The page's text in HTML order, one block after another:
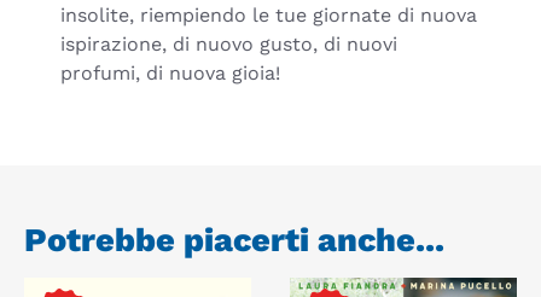
insolite, riempiendo le tue giornate di nuova
ispirazione, di nuovo gusto, di nuovi
profumi, di nuova gioia!
Potrebbe piacerti anche...